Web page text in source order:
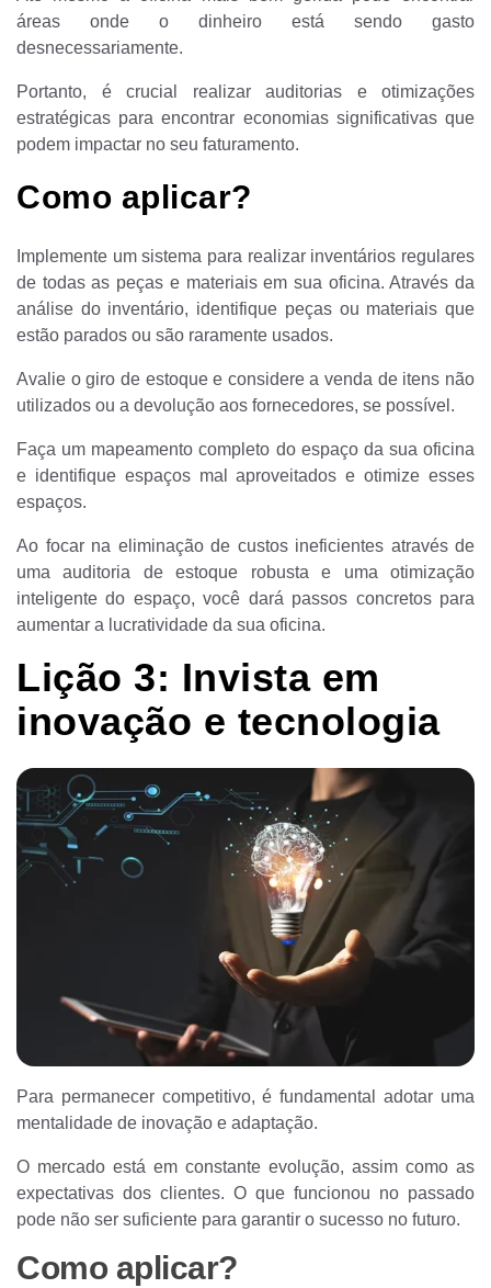
áreas onde o dinheiro está sendo gasto
desnecessariamente.
Portanto, é crucial realizar auditorias e otimizações
estratégicas para encontrar economias significativas que
podem impactar no seu faturamento.
Como aplicar?
Implemente um sistema para realizar inventários regulares
de todas as peças e materiais em sua oficina. Através da
análise do inventário, identifique peças ou materiais que
estão parados ou são raramente usados.
Avalie o giro de estoque e considere a venda de itens não
utilizados ou a devolução aos fornecedores, se possível.
Faça um mapeamento completo do espaço da sua oficina
e identifique espaços mal aproveitados e otimize esses
espaços.
Ao focar na eliminação de custos ineficientes através de
uma auditoria de estoque robusta e uma otimização
inteligente do espaço, você dará passos concretos para
aumentar a lucratividade da sua oficina.
Lição 3: Invista em
inovação e tecnologia
Para permanecer competitivo, é fundamental adotar uma
mentalidade de inovação e adaptação.
O mercado está em constante evolução, assim como as
expectativas dos clientes. O que funcionou no passado
pode não ser suficiente para garantir o sucesso no futuro.
Como aplicar?